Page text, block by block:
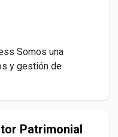
Somos una
y gestión de
Patrimonial